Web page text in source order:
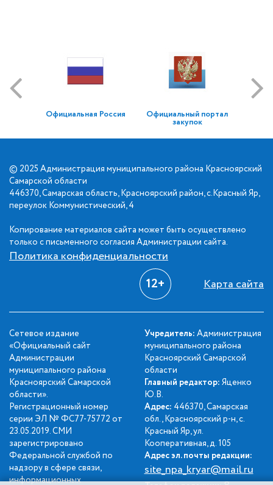
Официальная Россия Официальный портал
закупок
© 2025 Администрация муниципального района Красноярский
Самарской области
446370, Самарская область, Красноярский район, с.Красный Яр,
переулок Коммунистический, 4
Копирование материалов сайта может быть осуществлено
только с письменного согласия Администрации сайта.
Политика конфиденциальности
12+ Карта сайта
Сетевое издание
«Официальный сайт
Администрации
муниципального района
Красноярский Самарской
области».
Регистрационный номер
серии ЭЛ № ФС77-75772 от
23.05.2019. СМИ
зарегистрировано
Федеральной службой по
надзору в сфере связи,
информационных
Учредитель: Администрация
муниципального района
Красноярский Самарской
области
Главный редактор: Яценко
Ю.В.
Адрес: 446370, Самарская
обл., Красноярский р-н, с.
Красный Яр, ул.
Кооперативная, д. 105
Адрес эл. почты редакции:
site_npa_kryar@mail.ru